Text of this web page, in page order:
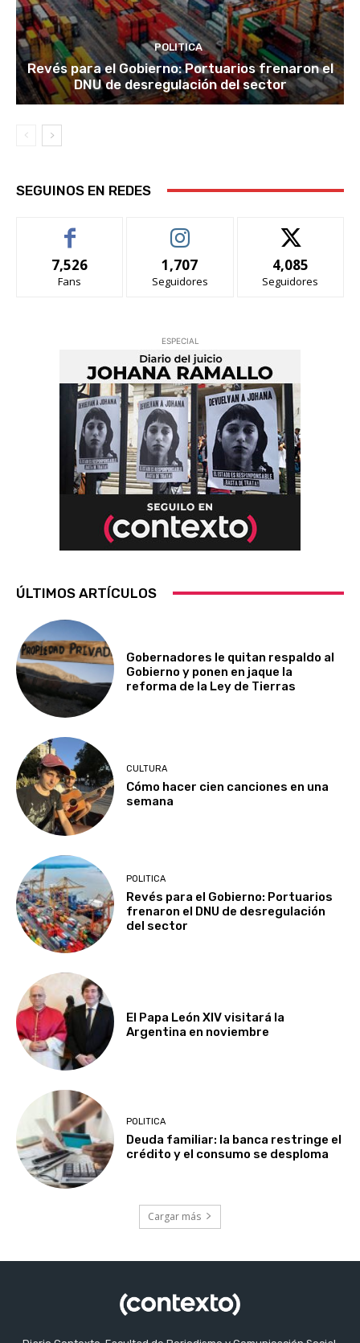
POLITICA
Revés para el Gobierno: Portuarios frenaron el
DNU de desregulación del sector
SEGUINOS EN REDES
7,526
Fans
1,707
Seguidores
4,085
Seguidores
ESPECIAL
ÚLTIMOS ARTÍCULOS
Gobernadores le quitan respaldo al
Gobierno y ponen en jaque la
reforma de la Ley de Tierras
CULTURA
Cómo hacer cien canciones en una
semana
POLITICA
Revés para el Gobierno: Portuarios
frenaron el DNU de desregulación
del sector
El Papa León XIV visitará la
Argentina en noviembre
POLITICA
Deuda familiar: la banca restringe el
crédito y el consumo se desploma
Cargar más